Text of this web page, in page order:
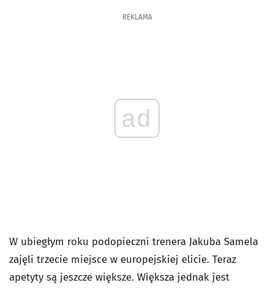
REKLAMA
ad
W ubiegłym roku podopieczni trenera Jakuba Samela
zajęli trzecie miejsce w europejskiej elicie. Teraz
apetyty są jeszcze większe. Większa jednak jest